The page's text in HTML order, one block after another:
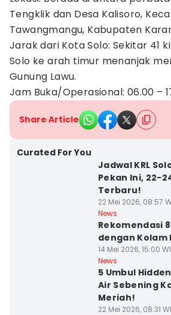
Tengklik dan Desa Kalisoro,
Tawangmangu, Kabupaten
Jarak dari Kota Solo: Sekitar 41
Solo ke arah timur menanjak
Gunung Lawu.
Jam Buka/Operasional: 06.00 –
Share Article
Curated For You
Jadwal KRL
Pekan Ini, 22-
Terbaru!
22 Mei 2026, 08:57
News
Rekomendasi
dengan Kolam
14 Mei 2026, 15:00
News
5 Umbul
Air Sebening
Meriah!
22 Mei 2026, 08:31